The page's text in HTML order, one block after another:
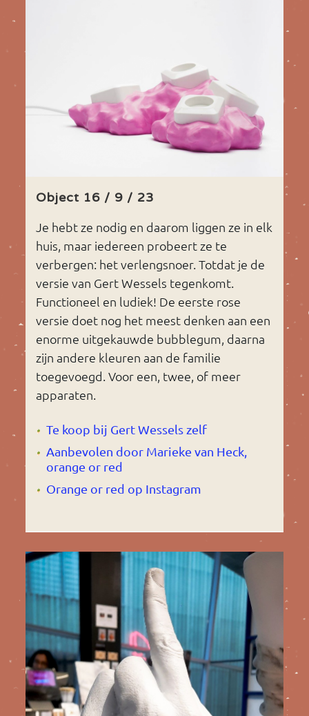
Object 16 / 9 / 23
Je hebt ze nodig en daarom liggen ze in elk
huis, maar iedereen probeert ze te
verbergen: het verlengsnoer. Totdat je de
versie van Gert Wessels tegenkomt.
Functioneel en ludiek! De eerste rose
versie doet nog het meest denken aan een
enorme uitgekauwde bubblegum, daarna
zijn andere kleuren aan de familie
toegevoegd. Voor een, twee, of meer
apparaten.
Te koop bij Gert Wessels zelf
Aanbevolen door Marieke van Heck,
orange or red
Orange or red op Instagram